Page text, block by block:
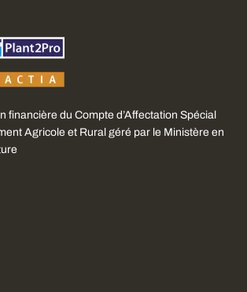
financière du Compte d’Affectation Spécial
Agricole et Rural géré par le Ministère en